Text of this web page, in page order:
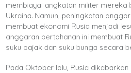
membiayai angkatan militer mereka
Ukraina. Namun, peningkatan
membuat ekonomi Rusia menjadi
anggaran pertahanan ini membuat
suku pajak dan suku bunga secara
Pada Oktober lalu, Rusia